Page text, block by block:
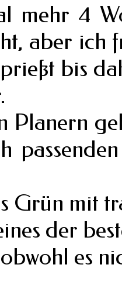
mehr 4
aber ich
bis
Planern
Grün mit
der
es